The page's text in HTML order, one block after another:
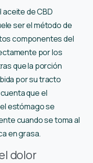
de CBD
ser el método de
componentes del
por los
que la porción
por su tracto
que el
estómago se
cuando se toma al
en grasa.
dolor